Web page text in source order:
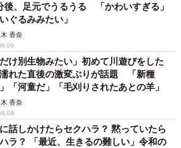
後、足元でうるうる 「かわいすぎる」
いぐるみみたい」
香奈
だけ別生物みたい」初めて川遊びをした
れた直後の激変ぶりが話題 「新種
「河童だ」「毛刈りされたあとの羊」
香奈
話しかけたらセクハラ？ 黙っていたら
ラ？ 「最近、生きるの難しい」令和の